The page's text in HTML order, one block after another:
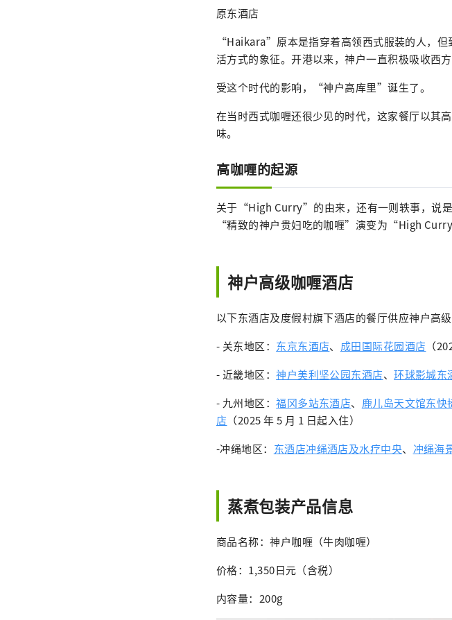
原东酒店
“Haikara”原本是指穿着高领西式服装的人，
活方式的象征。开港以来，神户一直积极吸收西
受这个时代的影响，“神户高库里”诞生了。
在当时西式咖喱还很少见的时代，这家餐厅以其
味。
高咖喱的起源
关于“High Curry”的由来，还有一则轶事，说
“精致的神户贵妇吃的咖喱”演变为“High
神户高级咖喱酒店
以下东酒店及度假村旗下酒店的餐厅供应神户高
- 关东地区： 东京东酒店、 成田国际花园酒店 （
- 近畿地区：神户美利坚公园东酒店、环球影城东
- 九州地区：福冈多站东酒店、 鹿儿岛天文馆东快
店 （2025 年 5 月 1 日起入住）
-冲绳地区： 东酒店冲绳酒店及水疗中央、 冲绳海
蒸煮包装产品信息
商品名称：神户咖喱（牛肉咖喱）
价格：1,350日元（含税）
内容量：200g